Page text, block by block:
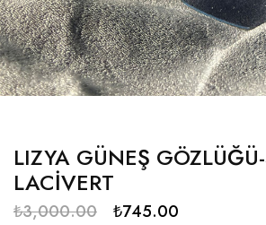
LIZYA GÜNEŞ
LACİVERT
₺3,000.00 ₺745.00